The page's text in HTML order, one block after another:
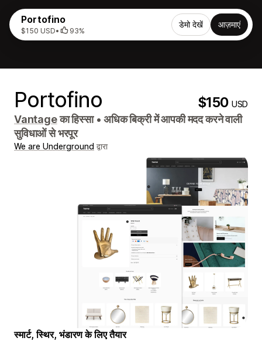
Portofino
$150 USD• 93%
डेमो देखें आज़माएं
Portofino $150USD
Vantageका हिस्सा • अधिक बिक्री में आपकी मदद करने वाली
सुविधाओं से भरपूर
We are Underground द्वारा
स्मार्ट, स्थिर, भंडारण के लिए तैयार